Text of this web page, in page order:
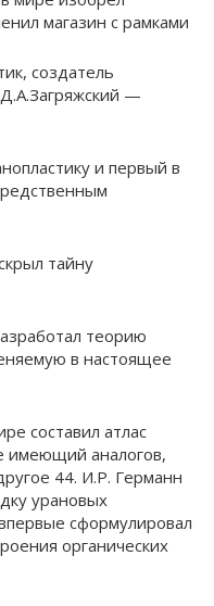
магазин с рамками
создатель
—
и первый в
тайну
теорию
в настоящее
составил атлас
имеющий аналогов,
44. И.Р. Германн
урановых
сформулировал
органических